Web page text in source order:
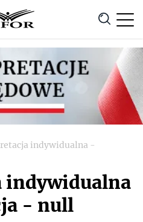
Anuluj
indywidualna -
indywidualna
- null